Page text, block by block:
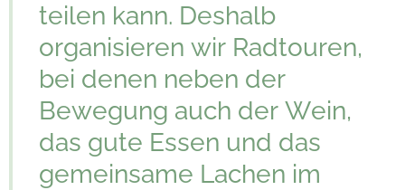
teilen kann. Deshalb
organisieren wir Radtouren,
bei denen neben der
Bewegung auch der Wein,
das gute Essen und das
gemeinsame Lachen im